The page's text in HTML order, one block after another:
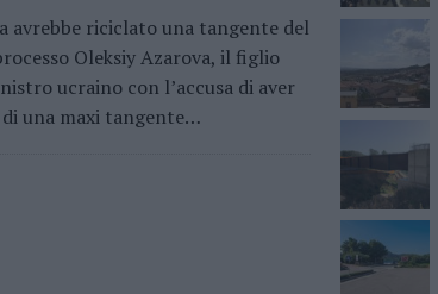
avrebbe riciclato una tangente del
Oleksiy Azarova, il figlio
ucraino con l’accusa di aver
una maxi tangente…